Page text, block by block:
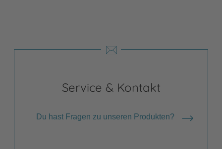
Service & Kontakt
Du hast Fragen zu unseren Produkten?